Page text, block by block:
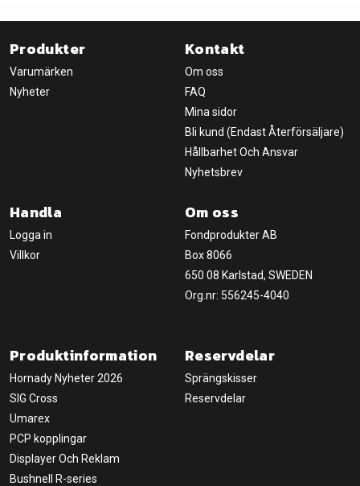
Produkter
Varumärken
Nyheter
Kontakt
Om oss
FAQ
Mina sidor
Bli kund (Endast Återförsäljare)
Hållbarhet Och Ansvar
Nyhetsbrev
Handla
Logga in
Villkor
Om oss
Fondprodukter AB
Box 8066
650 08 Karlstad, SWEDEN
Org.nr: 556245-4040
Produktinformation
Hornady Nyheter 2026
SIG Cross
Umarex
PCP kopplingar
Displayer Och Reklam
Bushnell R-series
Reservdelar
Sprängskisser
Reservdelar